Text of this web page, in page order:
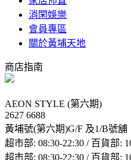
消閑娛樂
會員專區
關於黃埔天地
商店指南
AEON STYLE (第六期)
2627 6688
黃埔號(第六期)G/F 及1/B號舖
超市部: 08:30-22:30 / 百貨部:
超市部: 08:30-22:30 / 百貨部: